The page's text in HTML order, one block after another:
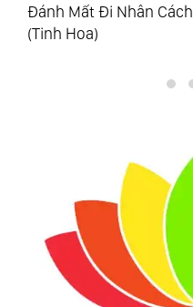
Đánh Mất Đi Nhân Cách
(Tinh Hoa)